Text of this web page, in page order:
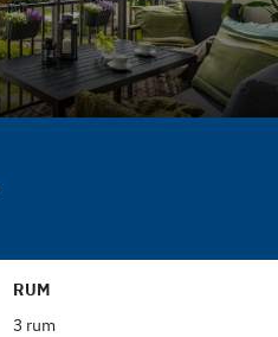
RUM
3 rum